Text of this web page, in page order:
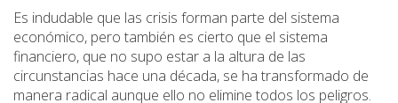
Es indudable que las crisis forman parte del sistema
económico, pero también es cierto que el sistema
financiero, que no supo estar a la altura de las
circunstancias hace una década, se ha transformado de
manera radical aunque ello no elimine todos los peligros.